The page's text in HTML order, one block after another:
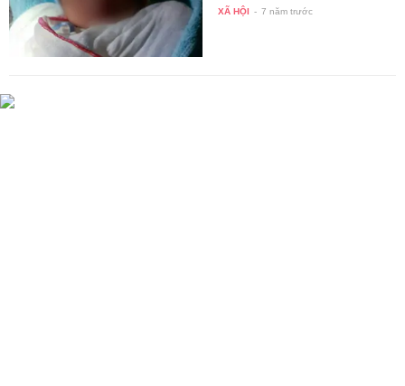
nguyên…
XÃ HỘI - 7 năm trước